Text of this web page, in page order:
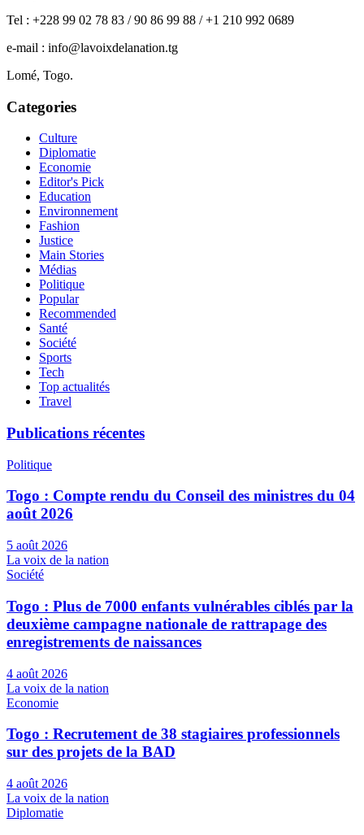
Tel : +228 99 02 78 83 / 90 86 99 88 / +1 210 992 0689
e-mail : info@lavoixdelanation.tg
Lomé, Togo.
Categories
Culture
Diplomatie
Economie
Editor's Pick
Education
Environnement
Fashion
Justice
Main Stories
Médias
Politique
Popular
Recommended
Santé
Société
Sports
Tech
Top actualités
Travel
Publications récentes
Politique
Togo : Compte rendu du Conseil des ministres du 04
août 2026
5 août 2026
La voix de la nation
Société
Togo : Plus de 7000 enfants vulnérables ciblés par la
deuxième campagne nationale de rattrapage des
enregistrements de naissances
4 août 2026
La voix de la nation
Economie
Togo : Recrutement de 38 stagiaires professionnels
sur des projets de la BAD
4 août 2026
La voix de la nation
Diplomatie